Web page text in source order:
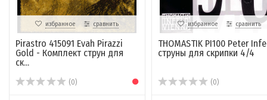
избранное сравнить
Pirastro 415091 Evah Pirazzi
Gold - Комплект струн для
ск...
(0)
избранное сравнить
THOMASTIK PI100 Peter
струны для скрипки 4/4
(0)